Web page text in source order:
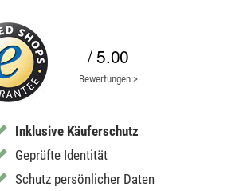
/ 5.00
Bewertungen >
Inklusive Käuferschutz
Geprüfte Identität
Schutz persönlicher Daten